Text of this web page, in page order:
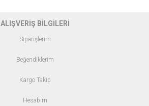
ALIŞVERİŞ BİLGİLERİ
Siparişlerim
Beğendiklerim
Kargo Takip
Hesabım